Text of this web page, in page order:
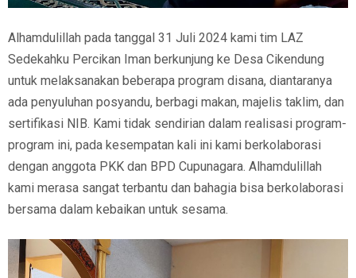
Alhamdulillah pada tanggal 31 Juli 2024 kami tim LAZ
Sedekahku Percikan Iman berkunjung ke Desa Cikendung
untuk melaksanakan beberapa program disana, diantaranya
ada penyuluhan posyandu, berbagi makan, majelis taklim, dan
sertifikasi NIB. Kami tidak sendirian dalam realisasi program-
program ini, pada kesempatan kali ini kami berkolaborasi
dengan anggota PKK dan BPD Cupunagara. Alhamdulillah
kami merasa sangat terbantu dan bahagia bisa berkolaborasi
bersama dalam kebaikan untuk sesama.